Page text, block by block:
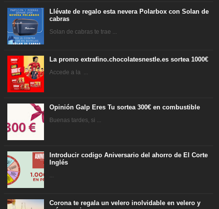
Llévate de regalo esta nevera Polarbox con Solan de
cabras
Solan de cabras te trae ...
La promo extrafino.chocolatesnestle.es sortea 1000€
Accede a la ...
Opinión Galp Eres Tu sortea 300€ en combustible
Buenas tardes, si ...
Introducir codigo Aniversario del ahorro de El Corte
Inglés
...
Corona te regala un velero inolvidable en velero y